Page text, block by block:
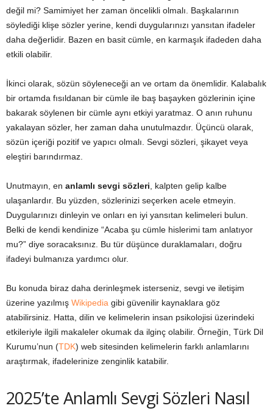
değil mi? Samimiyet her zaman öncelikli olmalı. Başkalarının
söylediği klişe sözler yerine, kendi duygularınızı yansıtan ifadeler
daha değerlidir. Bazen en basit cümle, en karmaşık ifadeden daha
etkili olabilir.
İkinci olarak, sözün söyleneceği an ve ortam da önemlidir. Kalabalık
bir ortamda fısıldanan bir cümle ile baş başayken gözlerinin içine
bakarak söylenen bir cümle aynı etkiyi yaratmaz. O anın ruhunu
yakalayan sözler, her zaman daha unutulmazdır. Üçüncü olarak,
sözün içeriği pozitif ve yapıcı olmalı. Sevgi sözleri, şikayet veya
eleştiri barındırmaz.
Unutmayın, en anlamlı sevgi sözleri , kalpten gelip kalbe
ulaşanlardır. Bu yüzden, sözlerinizi seçerken acele etmeyin.
Duygularınızı dinleyin ve onları en iyi yansıtan kelimeleri bulun.
Belki de kendi kendinize “Acaba şu cümle hislerimi tam anlatıyor
mu?” diye soracaksınız. Bu tür düşünce duraklamaları, doğru
ifadeyi bulmanıza yardımcı olur.
Bu konuda biraz daha derinleşmek isterseniz, sevgi ve iletişim
üzerine yazılmış Wikipedia gibi güvenilir kaynaklara göz
atabilirsiniz. Hatta, dilin ve kelimelerin insan psikolojisi üzerindeki
etkileriyle ilgili makaleler okumak da ilginç olabilir. Örneğin, Türk Dil
Kurumu’nun (TDK) web sitesinden kelimelerin farklı anlamlarını
araştırmak, ifadelerinize zenginlik katabilir.
2025’te Anlamlı Sevgi Sözleri Nasıl